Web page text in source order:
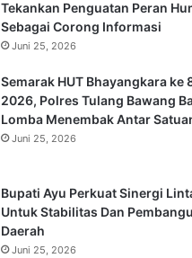
Tekankan Penguatan Peran
Sebagai Corong Informasi
Juni 25, 2026
Semarak HUT Bhayangkara ke
2026, Polres Tulang Bawang
Lomba Menembak Antar
Juni 25, 2026
Bupati Ayu Perkuat Sinergi
Untuk Stabilitas Dan
Daerah
Juni 25, 2026